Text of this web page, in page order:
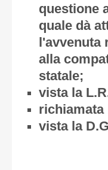
questione
quale dà
alla
statale;
vista la
richiamata
vista la